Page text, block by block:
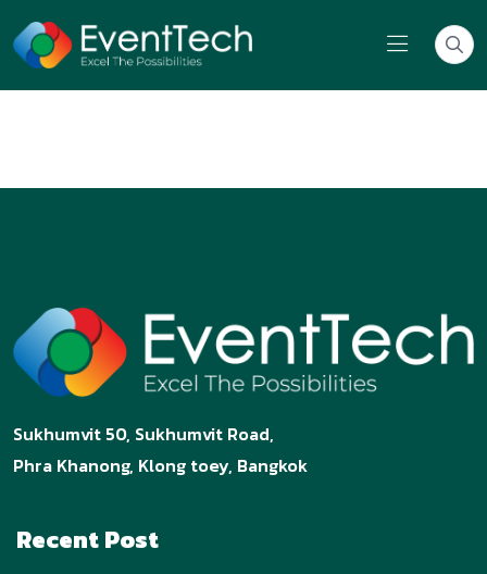
Sukhumvit 50, Sukhumvit Road,
Phra Khanong, Klong toey, Bangkok
Recent Post